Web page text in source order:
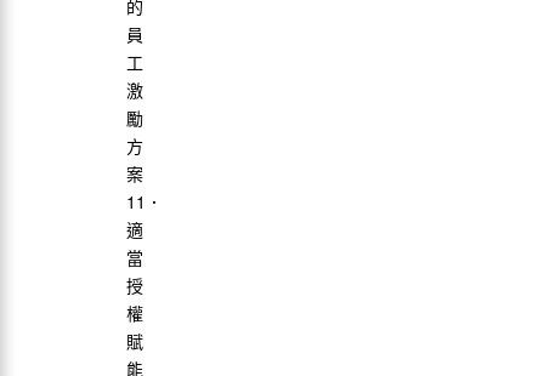
的
員
工
激
勵
方
案
11．
適
當
授
權
賦
能